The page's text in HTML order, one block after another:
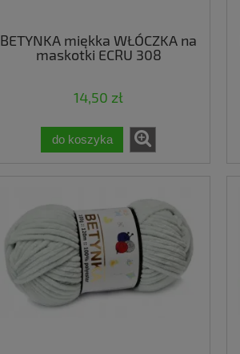
BETYNKA miękka WŁÓCZKA na
maskotki ECRU 308
14,50 zł
do koszyka